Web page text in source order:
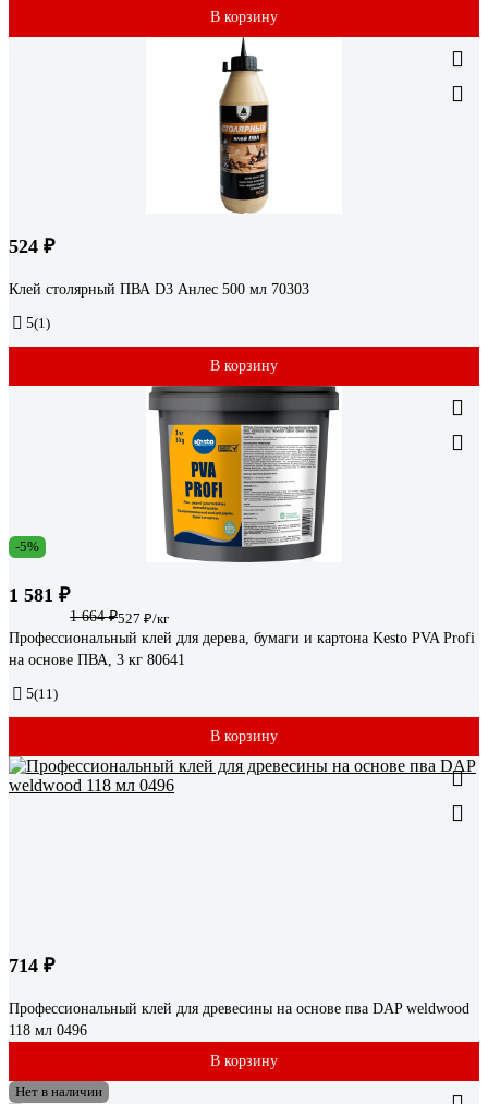
В корзину
524 ₽
Клей столярный ПВА D3 Анлес 500 мл 70303
5(1)
В корзину
-5%
1 581 ₽
1 664 ₽527 ₽/кг
Профессиональный клей для дерева, бумаги и картона Kesto PVA Profi
на основе ПВА, 3 кг 80641
5(11)
В корзину
714 ₽
Профессиональный клей для древесины на основе пва DAP weldwood
118 мл 0496
В корзину
Нет в наличии